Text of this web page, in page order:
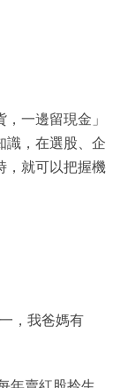
一邊留現金」
識，在選股、企
，就可以把握機
，我爸媽有